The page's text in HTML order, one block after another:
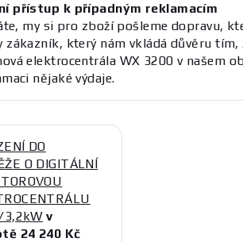
přístup k případným reklamacím
my si pro zboží pošleme dopravu,
zákazník, který nám vkládá důvěru
elektrocentrála WX 3200 v našem
nějaké výdaje.
DO
O DIGITÁLNÍ
3,2kW v
24 240 Kč